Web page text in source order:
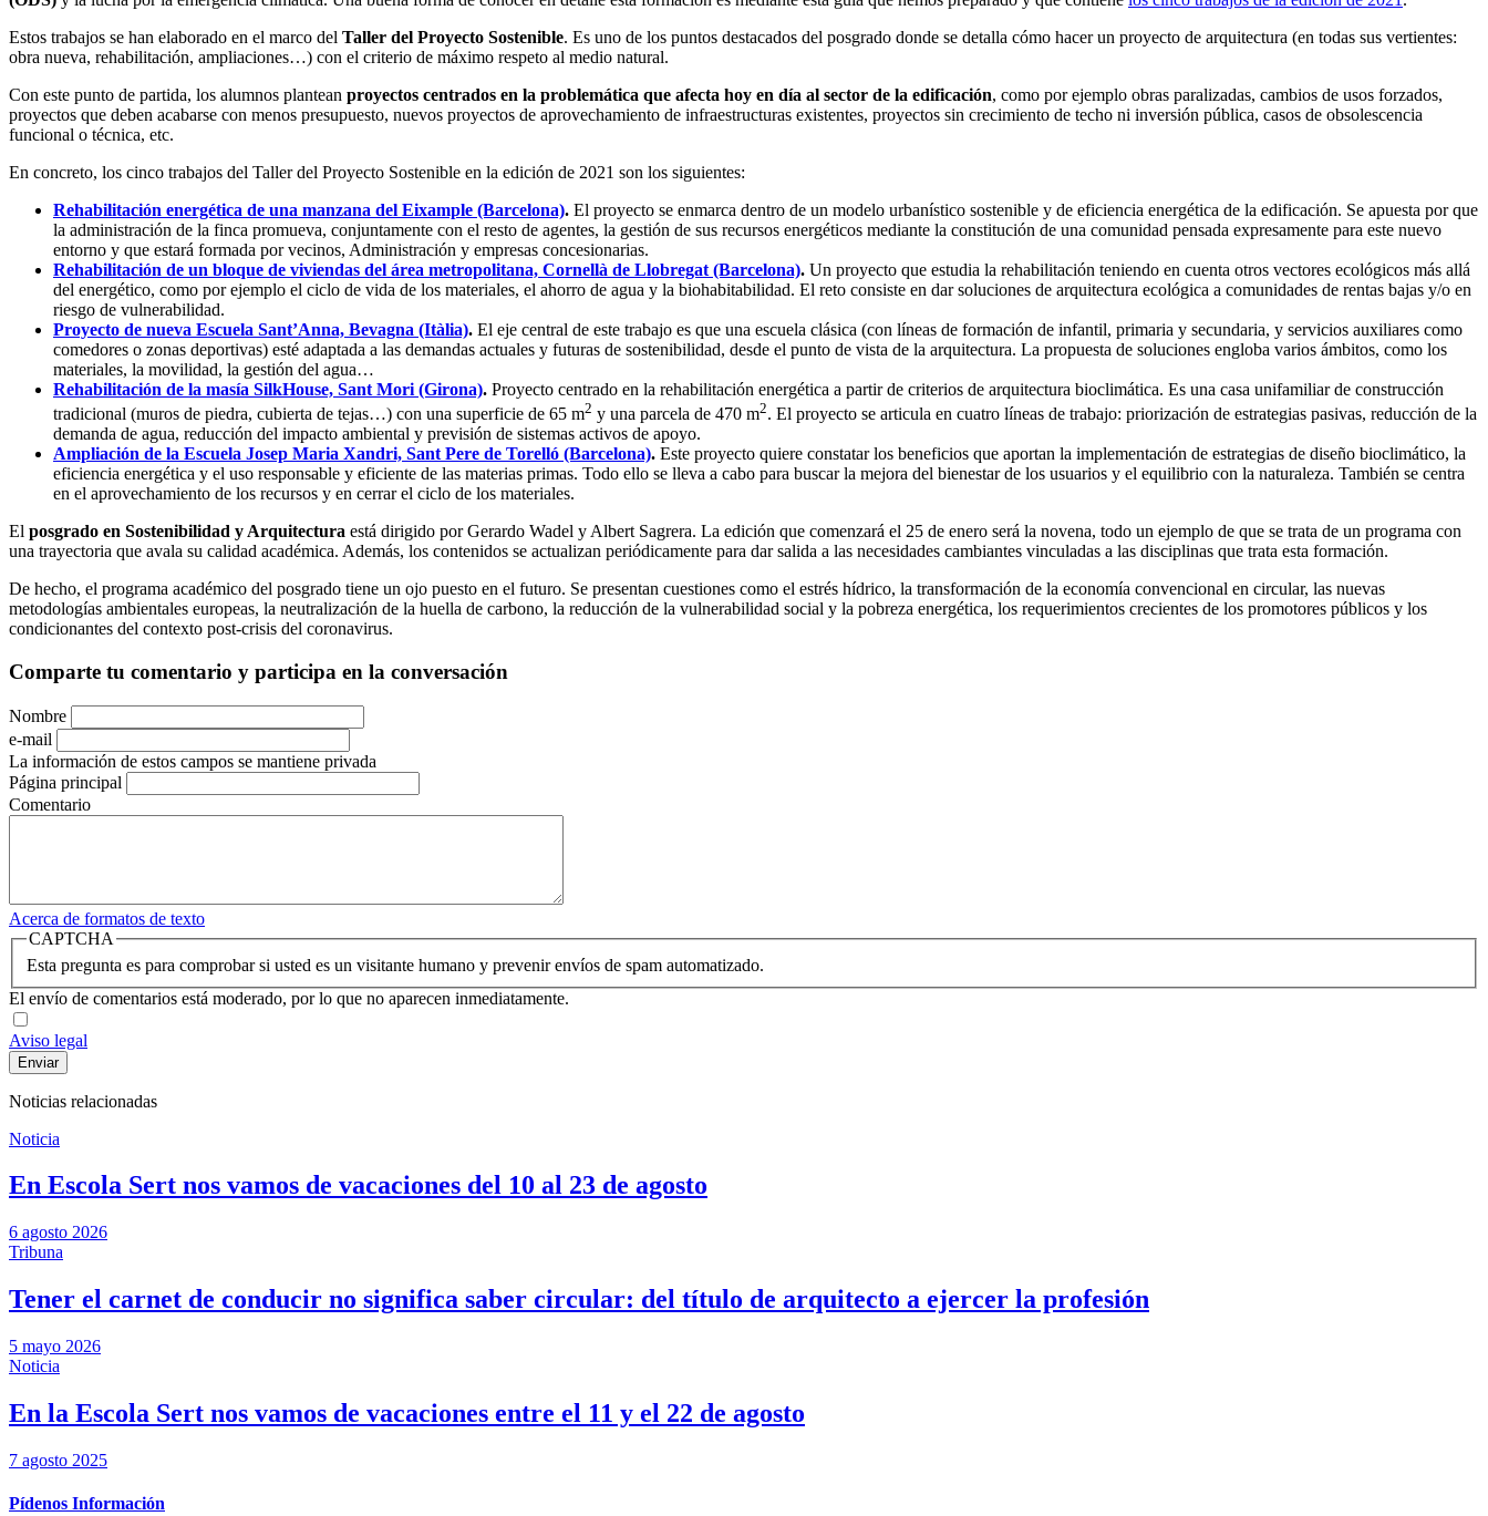
Estos trabajos se han elaborado en el marco del Taller del Proyecto Sostenible. Es uno de los puntos destacados del posgrado donde se detalla cómo hacer un proyecto de arquitectura (en todas sus vertientes:
obra nueva, rehabilitación, ampliaciones…) con el criterio de máximo respeto al medio natural.
Con este punto de partida, los alumnos plantean proyectos centrados en la problemática que afecta hoy en día al sector de la edificación, como por ejemplo obras paralizadas, cambios de usos forzados,
proyectos que deben acabarse con menos presupuesto, nuevos proyectos de aprovechamiento de infraestructuras existentes, proyectos sin crecimiento de techo ni inversión pública, casos de obsolescencia
funcional o técnica, etc.
En concreto, los cinco trabajos del Taller del Proyecto Sostenible en la edición de 2021 son los siguientes:
Rehabilitación energética de una manzana del Eixample (Barcelona). El proyecto se enmarca dentro de un modelo urbanístico sostenible y de eficiencia energética de la edificación. Se apuesta por que
la administración de la finca promueva, conjuntamente con el resto de agentes, la gestión de sus recursos energéticos mediante la constitución de una comunidad pensada expresamente para este nuevo
entorno y que estará formada por vecinos, Administración y empresas concesionarias.
Rehabilitación de un bloque de viviendas del área metropolitana, Cornellà de Llobregat (Barcelona). Un proyecto que estudia la rehabilitación teniendo en cuenta otros vectores ecológicos más allá
del energético, como por ejemplo el ciclo de vida de los materiales, el ahorro de agua y la biohabitabilidad. El reto consiste en dar soluciones de arquitectura ecológica a comunidades de rentas bajas y/o en
riesgo de vulnerabilidad.
Proyecto de nueva Escuela Sant’Anna, Bevagna (Itàlia). El eje central de este trabajo es que una escuela clásica (con líneas de formación de infantil, primaria y secundaria, y servicios auxiliares como
comedores o zonas deportivas) esté adaptada a las demandas actuales y futuras de sostenibilidad, desde el punto de vista de la arquitectura. La propuesta de soluciones engloba varios ámbitos, como los
materiales, la movilidad, la gestión del agua…
Rehabilitación de la masía SilkHouse, Sant Mori (Girona). Proyecto centrado en la rehabilitación energética a partir de criterios de arquitectura bioclimática. Es una casa unifamiliar de construcción
tradicional (muros de piedra, cubierta de tejas…) con una superficie de 65 m2 y una parcela de 470 m2. El proyecto se articula en cuatro líneas de trabajo: priorización de estrategias pasivas, reducción de la
demanda de agua, reducción del impacto ambiental y previsión de sistemas activos de apoyo.
Ampliación de la Escuela Josep Maria Xandri, Sant Pere de Torelló (Barcelona). Este proyecto quiere constatar los beneficios que aportan la implementación de estrategias de diseño bioclimático, la
eficiencia energética y el uso responsable y eficiente de las materias primas. Todo ello se lleva a cabo para buscar la mejora del bienestar de los usuarios y el equilibrio con la naturaleza. También se centra
en el aprovechamiento de los recursos y en cerrar el ciclo de los materiales.
El posgrado en Sostenibilidad y Arquitectura está dirigido por Gerardo Wadel y Albert Sagrera. La edición que comenzará el 25 de enero será la novena, todo un ejemplo de que se trata de un programa con
una trayectoria que avala su calidad académica. Además, los contenidos se actualizan periódicamente para dar salida a las necesidades cambiantes vinculadas a las disciplinas que trata esta formación.
De hecho, el programa académico del posgrado tiene un ojo puesto en el futuro. Se presentan cuestiones como el estrés hídrico, la transformación de la economía convencional en circular, las nuevas
metodologías ambientales europeas, la neutralización de la huella de carbono, la reducción de la vulnerabilidad social y la pobreza energética, los requerimientos crecientes de los promotores públicos y los
condicionantes del contexto post-crisis del coronavirus.
Comparte tu comentario y participa en la conversación
Nombre
e-mail
La información de estos campos se mantiene privada
Página principal
Comentario
Acerca de formatos de texto
CAPTCHA
Esta pregunta es para comprobar si usted es un visitante humano y prevenir envíos de spam automatizado.
El envío de comentarios está moderado, por lo que no aparecen inmediatamente.
Aviso legal
Noticias relacionadas
Noticia
En Escola Sert nos vamos de vacaciones del 10 al 23 de agosto
6 agosto 2026
Tribuna
Tener el carnet de conducir no significa saber circular: del título de arquitecto a ejercer la profesión
5 mayo 2026
Noticia
En la Escola Sert nos vamos de vacaciones entre el 11 y el 22 de agosto
7 agosto 2025
Pídenos Información